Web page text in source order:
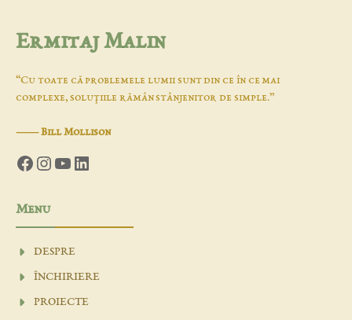
Ermitaj Malin
“Cu toate că problemele lumii sunt din ce în ce mai
complexe, soluţiile rămân stânjenitor de simple.”
―Bill Mollison
Facebook
Instagram
YouTube
LinkedIn
Menu
DESPRE
ÎNCHIRIERE
PROIECTE